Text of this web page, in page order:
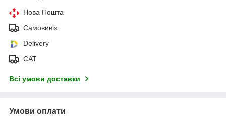
Нова Пошта
Самовивіз
Delivery
САТ
Всі умови доставки
Умови оплати